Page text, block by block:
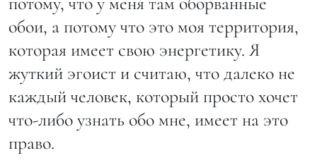
обои, а потому что это моя территория,
которая имеет свою энергетику. Я
жуткий эгоист и считаю, что далеко не
каждый человек, который просто хочет
что-либо узнать обо мне, имеет на это
право.